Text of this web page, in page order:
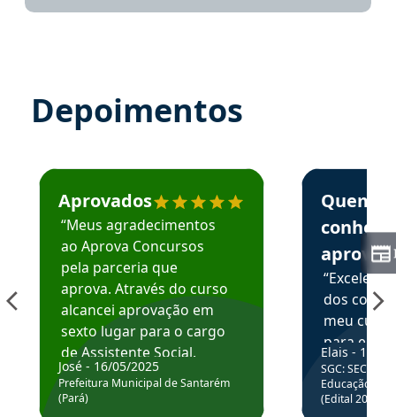
Depoimentos
Estudante José recomenda o Aprova Concursos em
Aprovados
“Meus agradecimentos
ao Aprova Concursos
pela parceria que
aprova. Através do curso
alcancei aprovação em
sexto lugar para o cargo
de Assistente Social.
Hoje estou atuando na
Prefeitura de Santarém.
José - 16/05/2025
Prefeitura Municipal de Santarém
(Pará)
Estudante
Quem
aprova
dos
meu
para
colocar
através
de
Elais - 15/
SGC: SEC BA
Educação
(Edital